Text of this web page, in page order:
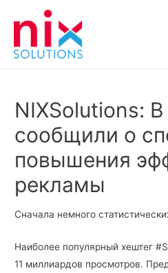
NIXSolutions: В
сообщили о
повышения
рекламы
Сначала немного
Наиболее популярный хештег
11 миллиардов просмотров.